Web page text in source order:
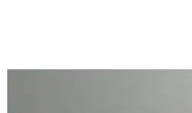
Oppo A38 ve Xiaomi